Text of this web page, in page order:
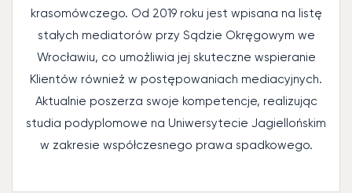
krasomówczego. Od 2019 roku jest wpisana na listę
stałych mediatorów przy Sądzie Okręgowym we
Wrocławiu, co umożliwia jej skuteczne wspieranie
Klientów również w postępowaniach mediacyjnych.
Aktualnie poszerza swoje kompetencje, realizując
studia podyplomowe na Uniwersytecie Jagiellońskim
w zakresie współczesnego prawa spadkowego.